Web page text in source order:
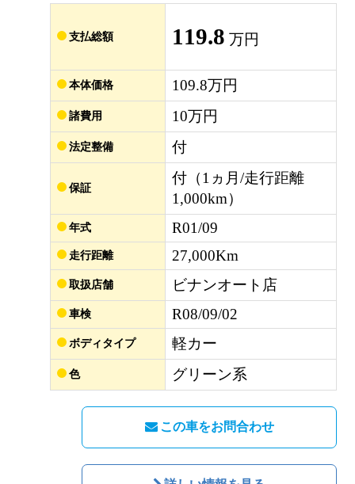
支払総額 119.8 万円
本体価格 109.8万円
諸費用 10万円
法定整備 付
保証
付（1ヵ月/走行距離
1,000km）
年式 R01/09
走行距離 27,000Km
取扱店舗 ビナンオート店
車検 R08/09/02
ボディタイプ 軽カー
色 グリーン系
この車をお問合わせ